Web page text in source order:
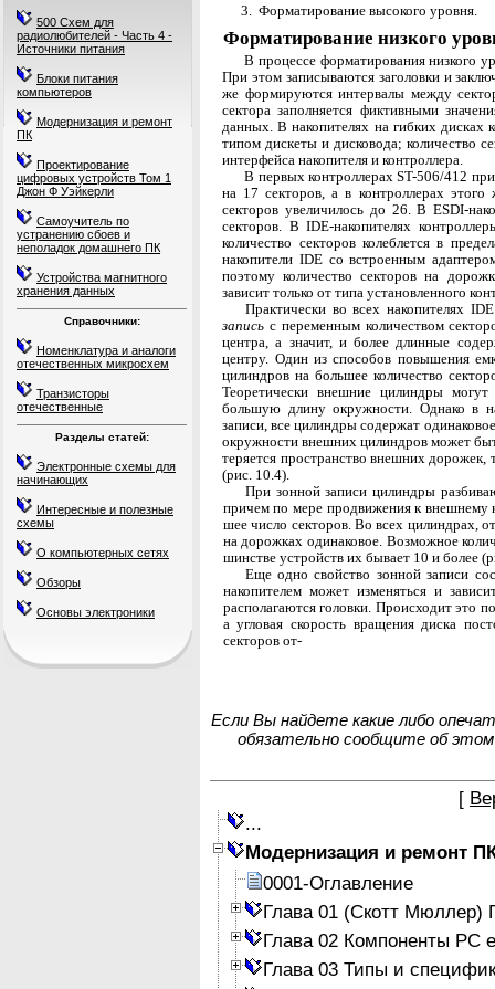
500 Схем для
радиолюбителей - Часть 4 -
Источники питания
Блоки питания
компьютеров
Модернизация и ремонт
ПК
Проектирование
цифровых устройств Том 1
Джон Ф Уэйкерли
Самоучитель по
устранению сбоев и
неполадок домашнего ПК
Устройства магнитного
хранения данных
Справочники:
Номенклатура и аналоги
отечественных микросхем
Транзисторы
отечественные
Разделы статей:
Электронные схемы для
начинающих
Интересные и полезные
схемы
О компьютерных сетях
Обзоры
Основы электроники
3. Форматирование высокого уровня.
Форматирование низкого
В процессе форматирования низкого
При этом записываются заголовки и
же формируются интервалы между
сектора заполняется фиктивными
данных. В накопителях на гибких дисках
типом дискеты и дисковода; количество
интерфейса накопителя и контроллера.
В первых контроллерах ST-506/412
на 17 секторов, а в контроллерах
секто­ров увеличилось до 26. В ESDI-
секторов. В IDE-накопителях
количество секторов колеблется в
накопители IDE со встроенным
поэтому количе­ство секторов на
зависит только от типа установленного
Практически во всех накопителях
запись с переменным количеством
центра, а значит, и более длинные
центру. Один из способов повышения
цилиндров на большее количество
Теоретиче­ски внешние цилиндры
большую длину окружности. Однако в
записи, все цилиндры содержат
окружности внешних цилиндров может
теряется простран­ство внешних дорожек,
(рис. 10.4).
При зонной записи цилиндры
причем по мере продвижения к внешнему
шее число секторов. Во всех цилиндрах,
на дорожках одинаковое. Возможное
шинстве устройств их бывает 10 и более
Еще одно свойство зонной записи
нако­пителем может изменяться и
располага­ются головки. Происходит это
а угловая скорость вращения диска
секторов от-
Если Вы найдете какие либо
обязательно сообщите об
[
Модернизация и ремонт
0001-Оглавление
Глава 01 (Скотт Мюллер)
Глава 02 Компоненты PC
Глава 03 Типы и